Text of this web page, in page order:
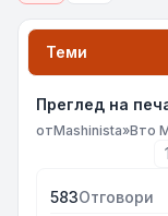
Теми
Преглед на
отMashinista»Вто
1
583Отговори